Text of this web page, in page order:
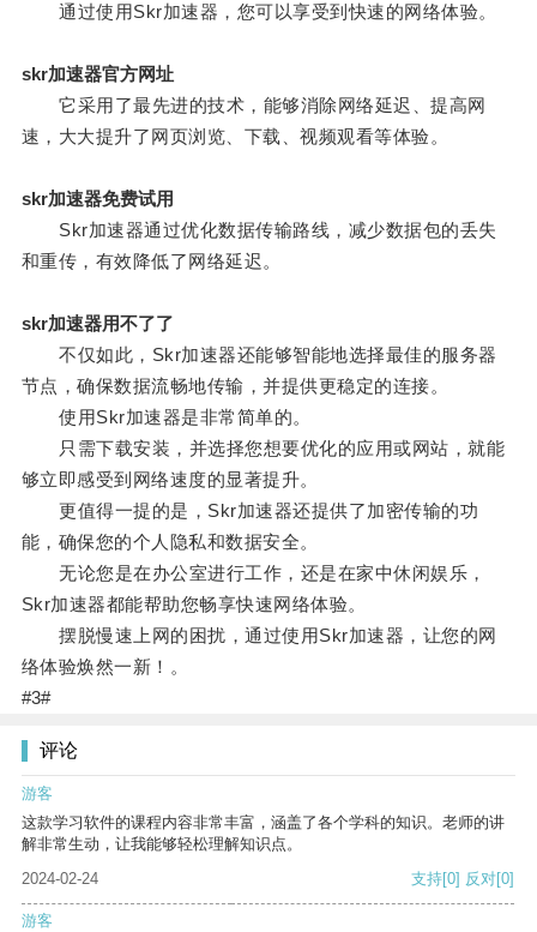
通过使用Skr加速器，您可以享受到快速的网络体验。
skr加速器官方网址
它采用了最先进的技术，能够消除网络延迟、提高网
速，大大提升了网页浏览、下载、视频观看等体验。
skr加速器免费试用
Skr加速器通过优化数据传输路线，减少数据包的丢失
和重传，有效降低了网络延迟。
skr加速器用不了了
不仅如此，Skr加速器还能够智能地选择最佳的服务器
节点，确保数据流畅地传输，并提供更稳定的连接。
使用Skr加速器是非常简单的。
只需下载安装，并选择您想要优化的应用或网站，就能
够立即感受到网络速度的显著提升。
更值得一提的是，Skr加速器还提供了加密传输的功
能，确保您的个人隐私和数据安全。
无论您是在办公室进行工作，还是在家中休闲娱乐，
Skr加速器都能帮助您畅享快速网络体验。
摆脱慢速上网的困扰，通过使用Skr加速器，让您的网
络体验焕然一新！。
#3#
评论
游客
这款学习软件的课程内容非常丰富，涵盖了各个学科的知识。老师的讲
解非常生动，让我能够轻松理解知识点。
2024-02-24
支持[0] 反对[0]
游客